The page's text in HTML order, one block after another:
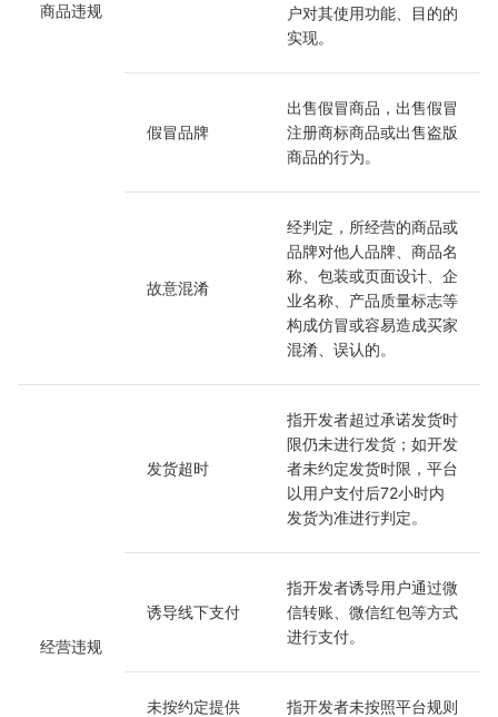
商品违规
户对其使用功能、目的的
实现。
假冒品牌
出售假冒商品，出售假冒
注册商标商品或出售盗版
商品的行为。
故意混淆
经判定，所经营的商品或
品牌对他人品牌、商品名
称、包装或页面设计、企
业名称、产品质量标志等
构成仿冒或容易造成买家
混淆、误认的。
经营违规
发货超时
指开发者超过承诺发货时
限仍未进行发货；如开发
者未约定发货时限，平台
以用户支付后72小时内
发货为准进行判定。
诱导线下支付
指开发者诱导用户通过微
信转账、微信红包等方式
进行支付。
未按约定提供
指开发者未按照平台规则